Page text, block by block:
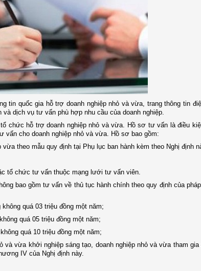
tin quốc gia hỗ trợ doanh nghiệp nhỏ và vừa, trang thông tin
dịch vụ tư vấn phù hợp nhu cầu của doanh nghiệp.
chức hỗ trợ doanh nghiệp nhỏ và vừa. Hồ sơ tư vấn là điều
cho doanh nghiệp nhỏ và vừa. Hồ sơ bao gồm:
theo mẫu quy định tại Phụ lục ban hành kèm theo Nghị định
tổ chức tư vấn thuộc mạng lưới tư vấn viên.
bao gồm tư vấn về thủ tục hành chính theo quy định của
quá 03 triệu đồng một năm;
quá 05 triệu đồng một năm;
quá 10 triệu đồng một năm;
và vừa khởi nghiệp sáng tạo, doanh nghiệp nhỏ và vừa tham gia
IV của Nghị định này.